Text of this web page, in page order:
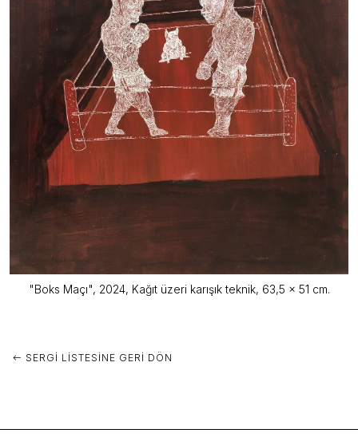
"Boks Maçı", 2024, Kağıt üzeri karışık teknik, 63,5 x 51 cm.
SERGI LISTESINE GERI DÖN